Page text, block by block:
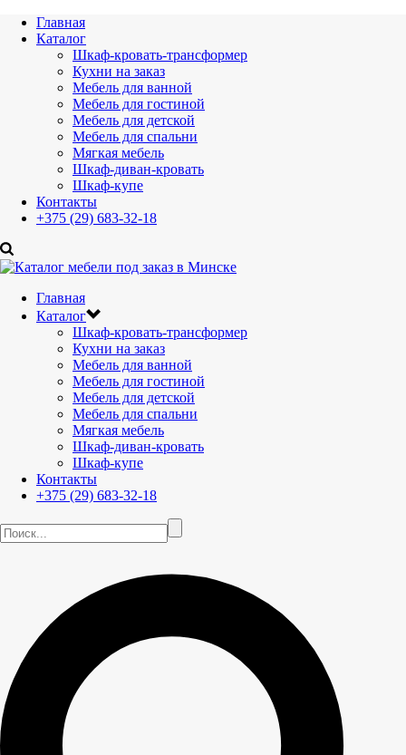
Главная
Каталог
Шкаф-кровать-трансформер
Кухни на заказ
Мебель для ванной
Мебель для гостиной
Мебель для детской
Мебель для спальни
Мягкая мебель
Шкаф-диван-кровать
Шкаф-купе
Контакты
+375 (29) 683-32-18
Главная
Каталог
Шкаф-кровать-трансформер
Кухни на заказ
Мебель для ванной
Мебель для гостиной
Мебель для детской
Мебель для спальни
Мягкая мебель
Шкаф-диван-кровать
Шкаф-купе
Контакты
+375 (29) 683-32-18